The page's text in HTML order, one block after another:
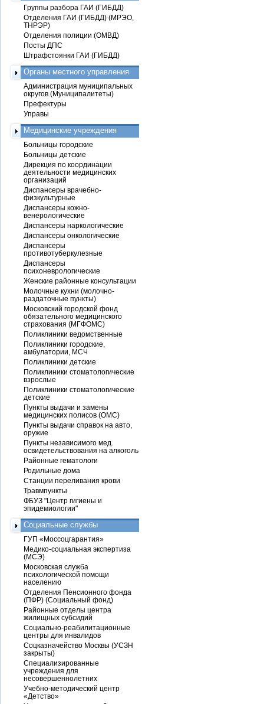
Группы разбора ГАИ (ГИБДД)
Отделения ГАИ (ГИБДД) (МРЭО,
ТНРЭР)
Отделения полиции (ОМВД)
Посты ДПС
Штрафстоянки ГАИ (ГИБДД)
Органы местного управления
Администрация муниципальных
округов (Муниципалитеты)
Префектуры
Управы
Медицинские учреждения
Больницы городские
Больницы детские
Дирекция по координации
деятельности медицинских
организаций
Диспансеры врачебно-
физкультурные
Диспансеры кожно-
венерологические
Диспансеры наркологические
Диспансеры онкологические
Диспансеры
противотуберкулезные
Диспансеры
психоневрологические
Женские районные консультации
Молочные кухни (молочно-
раздаточные пункты)
Московский городской фонд
обязательного медицинского
страхования (МГФОМС)
Поликлиники ведомственные
Поликлиники городские,
амбулатории, МСЧ
Поликлиники детские
Поликлиники стоматологические
взрослые
Поликлиники стоматологические
детские
Пункты выдачи и замены
медицинских полисов (ОМС)
Пункты выдачи справок на авто,
оружие
Пункты независимого мед.
освидетельствования на алкоголь
Районные гематологи
Родильные дома
Станции переливания крови
Травмпункты
ФБУЗ "Центр гигиены и
эпидемиологии"
Социальные службы
ГУП «Моссоцгарантия»
Медико-социальная экспертиза
(МСЭ)
Московская служба
психологической помощи
населению
Отделения Пенсионного фонда
(ПФР) (Социальный фонд)
Районные отделы центра
жилищных субсидий
Социально-реабилитационные
центры для инвалидов
Соцказначейство Москвы (УСЗН
закрыты)
Специализированные
учреждения для
несовершеннолетних
Учебно-методический центр
«Детство»